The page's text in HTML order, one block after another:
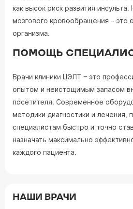
как высок риск развития
мозгового кровообращения – это
организма.
ПОМОЩЬ
Врачи клиники ЦЭЛТ – это
опытом и неистощимым запасом
посетителя. Современное
методики диагностики и лечения,
специалистам быстро и точно
назначать максимально
каждого пациента.
НАШИ ВРАЧИ